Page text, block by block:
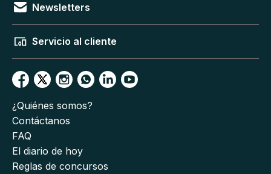
Newsletters
Servicio al cliente
¿Quiénes somos?
Contáctanos
FAQ
El diario de hoy
Reglas de concursos